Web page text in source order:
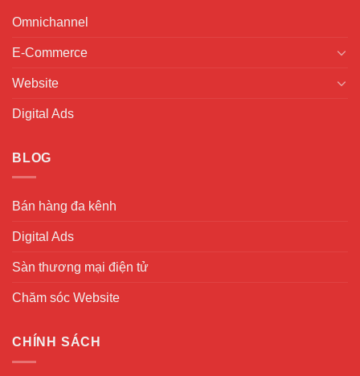
Omnichannel
E-Commerce
Website
Digital Ads
BLOG
Bán hàng đa kênh
Digital Ads
Sàn thương mại điện tử
Chăm sóc Website
CHÍNH SÁCH